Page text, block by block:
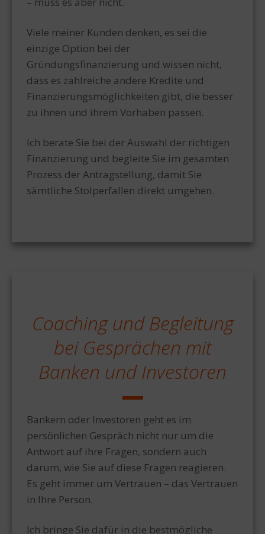
Viele meiner Kunden denken, es sei die
einzige Option bei der
Gründungsfinanzierung und wissen nicht,
dass es zahlreiche andere Kredite und
Finanzierungsmöglichkeiten gibt, die besser
zu ihnen und ihrem Vorhaben passen.
Ich berate Sie bei der Auswahl der richtigen
Finanzierung und begleite Sie im gesamten
Prozess der Antragstellung, damit Sie
sämtliche Stolperfallen direkt umgehen.
Coaching und Begleitung
bei Gesprächen mit
Banken und Investoren
Bankern oder Investoren geht es im
persönlichen Gespräch nicht nur um die
Antwort auf ihre Fragen, sondern auch
darum, wie Sie auf diese Fragen reagieren.
Es geht immer um Vertrauen – das Vertrauen
in Ihre Person.
Ich bringe Sie dafür in die bestmögliche